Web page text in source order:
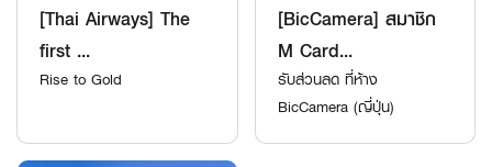
[Thai Airways] The
first ...
Rise to Gold
[BicCamera] สมาชิก
M Card...
รับส่วนลด ที่ห้าง
BicCamera (ญี่ปุ่น)